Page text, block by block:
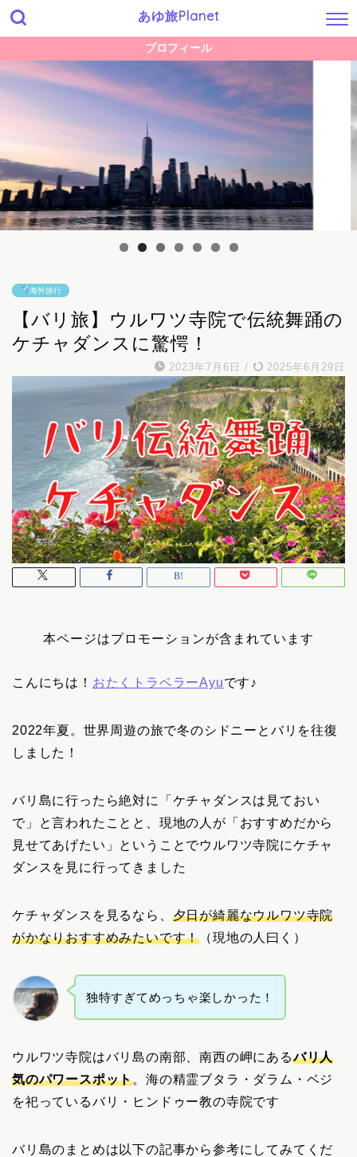
あゆ旅Planet
プロフィール
海外旅行
【バリ旅】ウルワツ寺院で伝統舞踊の
ケチャダンスに驚愕！
2023年7月6日 / 2025年6月29日
本ページはプロモーションが含まれています
こんにちは！ おたくトラベラーAyuです♪
2022年夏。世界周遊の旅で冬のシドニーとバリを往復
しました！
バリ島に行ったら絶対に「ケチャダンスは見ておい
で」と言われたことと、現地の人が「おすすめだから
見せてあげたい」ということでウルワツ寺院にケチャ
ダンスを見に行ってきました
ケチャダンスを見るなら、 夕日が綺麗なウルワツ寺院
がかなりおすすめみたいです！ （現地の人曰く）
独特すぎてめっちゃ楽しかった！
ウルワツ寺院はバリ島の南部、南西の岬にあるバリ人
気のパワースポット。海の精霊ブタラ・ダラム・ベジ
を祀っているバリ・ヒンドゥー教の寺院です
バリ島のまとめは以下の記事から参考にしてみてくだ